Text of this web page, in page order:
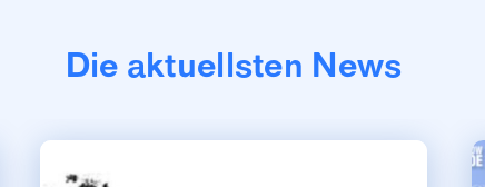
Die aktuellsten News